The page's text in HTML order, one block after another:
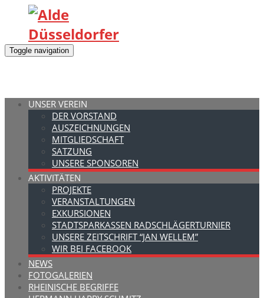
Toggle navigation
UNSER VEREIN
DER VORSTAND
AUSZEICHNUNGEN
MITGLIEDSCHAFT
SATZUNG
UNSERE SPONSOREN
AKTIVITÄTEN
PROJEKTE
VERANSTALTUNGEN
EXKURSIONEN
STADTSPARKASSEN RADSCHLÄGERTURNIER
UNSERE ZEITSCHRIFT “JAN WELLEM”
WIR BEI FACEBOOK
NEWS
FOTOGALERIEN
RHEINISCHE BEGRIFFE